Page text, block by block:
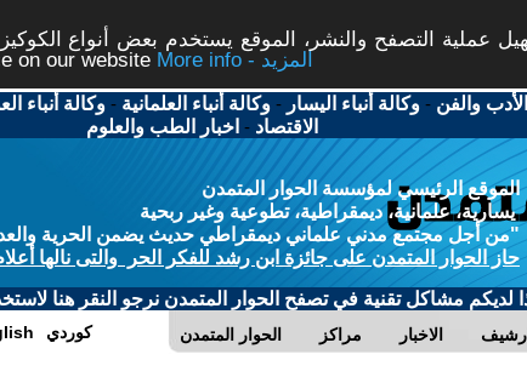
عملية التصفح والنشر، الموقع يستخدم بعض أنواع
on our website
More info - المزيد
الأدب والفن -وكالة أنباء اليسار -وكالة أنباء العلمانية -وكالة أنباء
الاقتصاد - اخبار الطب والعلوم
الموقع الرئيسي لمؤسسة الحوار المتمدن
يسارية، علمانية، ديمقراطية، تطوعية وغير ربحية
"من أجل مجتمع مدني علماني ديمقراطي حديث يضمن الحرية
حاز الحوار المتمدن على جائزة ابن رشد للفكر الحر والتى نالها
لديكم مشاكل تقنية في تصفح الحوار المتمدن نرجو النقر هنا
الحوار المتمدن مراكز الاخبار كوردي